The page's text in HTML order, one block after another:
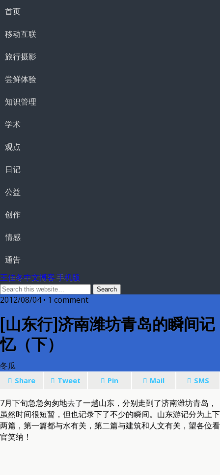
首页
移动互联
旅行摄影
尝鲜体验
知识管理
学术
观点
日记
公益
创作
情感
通告
王佳冬中文博客 手机版
2012/08/04 • 1 comment
[山东行]济南潍坊青岛的瞬间记
忆（下）
冬瓜
Share Tweet Pin Mail SMS
7月下旬急急匆匆地去了一趟山东，分别走到了济南潍坊青岛，
虽然时间很短暂，但也记录下了不少的瞬间。山东游记分为上下
两篇，第一篇都与水有关，第二篇与建筑和人文有关，望各位看
官笑纳！